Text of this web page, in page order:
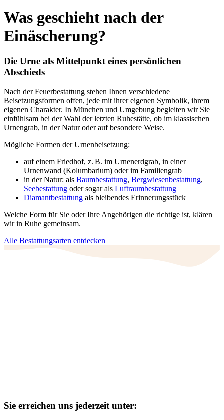
Was geschieht nach der
Einäscherung?
Die Urne als Mittelpunkt eines persönlichen
Abschieds
Nach der Feuerbestattung stehen Ihnen verschiedene
Beisetzungsformen offen, jede mit ihrer eigenen Symbolik, ihrem
eigenen Charakter. In München und Umgebung begleiten wir Sie
einfühlsam bei der Wahl der letzten Ruhestätte, ob im klassischen
Urnengrab, in der Natur oder auf besondere Weise.
Mögliche Formen der Urnenbeisetzung:
auf einem Friedhof, z. B. im Urnenerdgrab, in einer
Urnenwand (Kolumbarium) oder im Familiengrab
in der Natur: als Baumbestattung, Bergwiesenbestattung,
Seebestattung oder sogar als Luftraumbestattung
Diamantbestattung als bleibendes Erinnerungsstück
Welche Form für Sie oder Ihre Angehörigen die richtige ist, klären
wir in Ruhe gemeinsam.
Alle Bestattungsarten entdecken
Sie erreichen uns jederzeit unter: